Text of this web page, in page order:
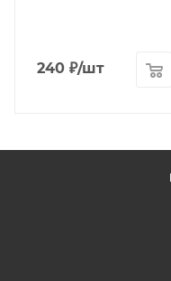
240 ₽/шт